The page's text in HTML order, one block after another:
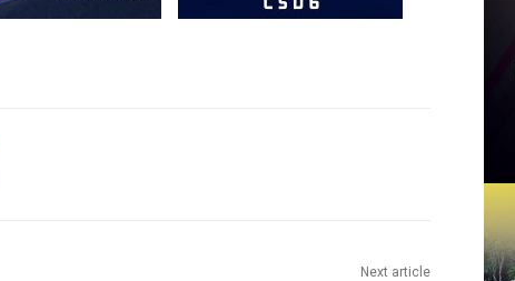
Next article